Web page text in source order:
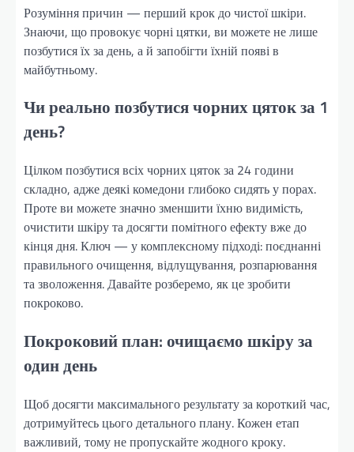
Розуміння причин — перший крок до чистої шкіри.
Знаючи, що провокує чорні цятки, ви можете не лише
позбутися їх за день, а й запобігти їхній появі в
майбутньому.
Чи реально позбутися чорних цяток за 1
день?
Цілком позбутися всіх чорних цяток за 24 години
складно, адже деякі комедони глибоко сидять у порах.
Проте ви можете значно зменшити їхню видимість,
очистити шкіру та досягти помітного ефекту вже до
кінця дня. Ключ — у комплексному підході: поєднанні
правильного очищення, відлущування, розпарювання
та зволоження. Давайте розберемо, як це зробити
покроково.
Покроковий план: очищаємо шкіру за
один день
Щоб досягти максимального результату за короткий час,
дотримуйтесь цього детального плану. Кожен етап
важливий, тому не пропускайте жодного кроку.